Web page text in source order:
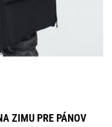
ZIMU PRE PÁNOV